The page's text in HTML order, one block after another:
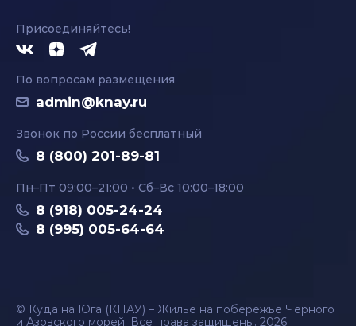
Присоединяйтесь!
По вопросам размещения
admin@knay.ru
Звонок по России бесплатный
8 (800) 201-89-81
Пн–Пт 09:00–21:00 • Сб–Вс 10:00–18:00
8 (918) 005-24-24
8 (995) 005-64-64
© Куда на Юга (КНАУ) – Жилье на побережье Черного
и Азовского морей. Все права защищены, 2026